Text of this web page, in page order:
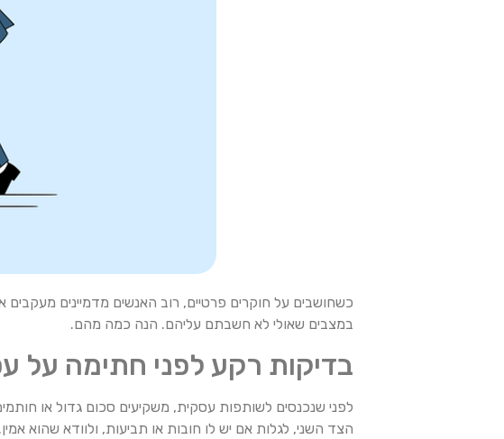
כשחושבים על חוקרים פרטיים, רוב האנשים מדמיינים
במצבים שאולי לא חשבתם עליהם. הנה כמה מהם.
בדיקות רקע לפני חתימה על
לפני שנכנסים לשותפות עסקית, משקיעים סכום גדול או
הצד השני, לגלות אם יש לו חובות או תביעות, ולוודא שהוא